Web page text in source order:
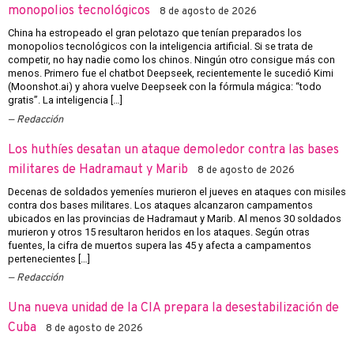
monopolios tecnológicos
8 de agosto de 2026
China ha estropeado el gran pelotazo que tenían preparados los
monopolios tecnológicos con la inteligencia artificial. Si se trata de
competir, no hay nadie como los chinos. Ningún otro consigue más con
menos. Primero fue el chatbot Deepseek, recientemente le sucedió Kimi
(Moonshot.ai) y ahora vuelve Deepseek con la fórmula mágica: “todo
gratis”. La inteligencia […]
Redacción
Los huthíes desatan un ataque demoledor contra las bases
militares de Hadramaut y Marib
8 de agosto de 2026
Decenas de soldados yemeníes murieron el jueves en ataques con misiles
contra dos bases militares. Los ataques alcanzaron campamentos
ubicados en las provincias de Hadramaut y Marib. Al menos 30 soldados
murieron y otros 15 resultaron heridos en los ataques. Según otras
fuentes, la cifra de muertos supera las 45 y afecta a campamentos
pertenecientes […]
Redacción
Una nueva unidad de la CIA prepara la desestabilización de
Cuba
8 de agosto de 2026